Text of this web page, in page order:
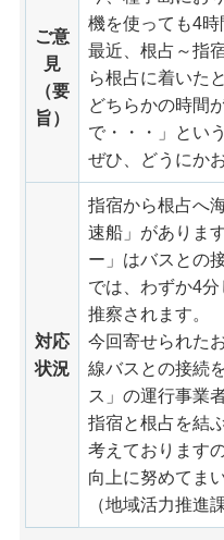
ご意
見
（要
旨）
機を使っても4時
最近、根占～指
ら根占に着いた
どちらかの時間
で・・・」とい
ぜひ、どうにか
対応
状況
指宿から根占へ
速船」がありま
ー」はバスとの
では、わずか4
推察されます。
今回寄せられた
線バスとの接続
ス」の運行事業
指宿と根占を結
考えております
向上に努めてま
（地域活力推進課